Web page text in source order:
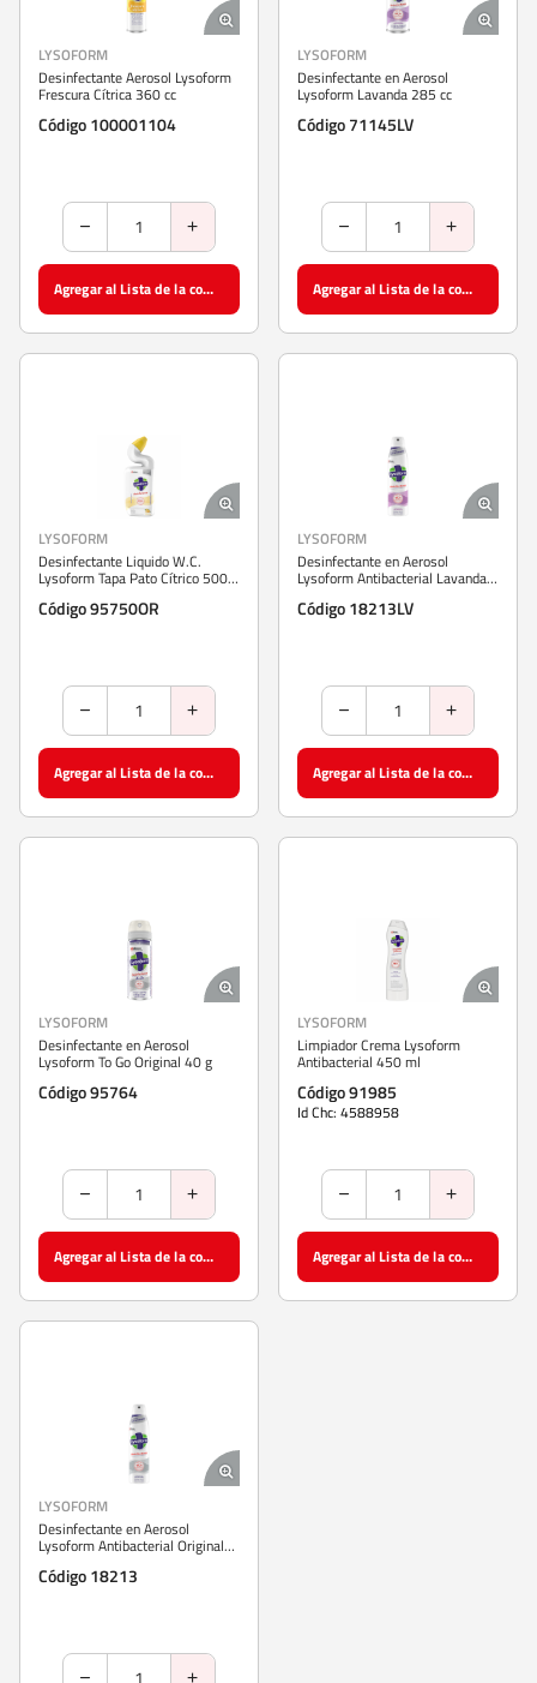
LYSOFORM
Desinfectante Aerosol Lysoform
Frescura Cítrica 360 cc
Código 100001104
Agregar al Lista de la compra
LYSOFORM
Desinfectante en Aerosol
Lysoform Lavanda 285 cc
Código 71145LV
Agregar al Lista de la compra
LYSOFORM
Desinfectante Liquido W.C.
Lysoform Tapa Pato Cítrico 500
ml
Código 95750OR
Agregar al Lista de la compra
LYSOFORM
Desinfectante en Aerosol
Lysoform Antibacterial Lavanda
232 g
Código 18213LV
Agregar al Lista de la compra
LYSOFORM
Desinfectante en Aerosol
Lysoform To Go Original 40 g
Código 95764
Agregar al Lista de la compra
LYSOFORM
Limpiador Crema Lysoform
Antibacterial 450 ml
Código 91985
Id Chc: 4588958
Agregar al Lista de la compra
LYSOFORM
Desinfectante en Aerosol
Lysoform Antibacterial Original
232 g
Código 18213